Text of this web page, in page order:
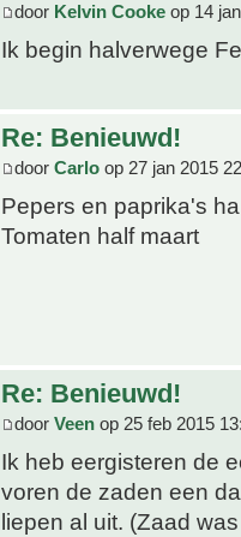
door Kelvin Cooke op 14
Ik begin halverwege
Re: Benieuwd!
door Carlo op 27 jan 2015
Pepers en paprika's
Tomaten half maart
Re: Benieuwd!
door Veen op 25 feb 2015
Ik heb eergisteren de
voren de zaden een
liepen al uit. (Zaad